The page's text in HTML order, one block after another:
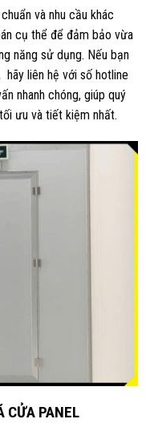
và nhu cầu khác
cụ thể để đảm bảo vừa
năng sử dụng. Nếu bạn
liên hệ với số hotline
nhanh chóng, giúp quý
ưu và tiết kiệm nhất.
CỬA PANEL